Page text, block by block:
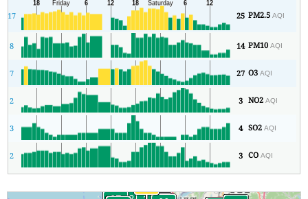
PM2.5AQI
25
17
PM10AQI
14
8
O3AQI
27
7
NO2AQI
3
2
SO2AQI
4
3
COAQI
3
2